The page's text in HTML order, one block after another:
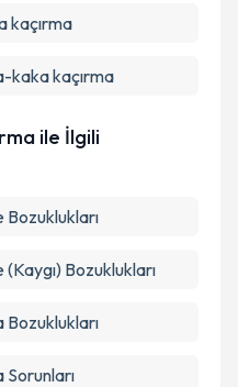
kaçırma
kaka kaçırma
ile İlgili
Bozuklukları